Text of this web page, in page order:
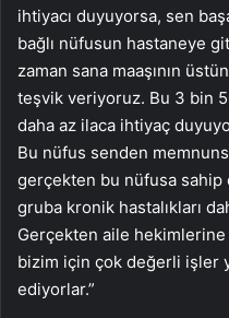
ihtiyacı duyuyorsa, sen
bağlı nüfusun hastaneye
zaman sana maaşının
teşvik veriyoruz. Bu 3 bin
daha az ilaca ihtiyaç
Bu nüfus senden
gerçekten bu nüfusa sahip
gruba kronik hastalıkları
Gerçekten aile
bizim için çok değerli işler
ediyorlar.”